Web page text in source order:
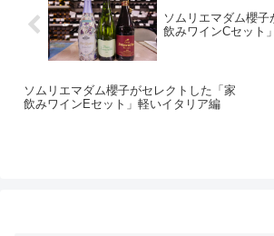
ソムリエマダム櫻
飲みワインCセット
ソムリエマダム櫻子がセレクトした「家
飲みワインEセット」軽いイタリア編